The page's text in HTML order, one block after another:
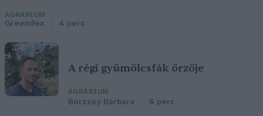
AGRÁRIUM
Greendex 4 perc
A régi gyümölcsfák őrzője
AGRÁRIUM
Börzsey Barbara 6 perc